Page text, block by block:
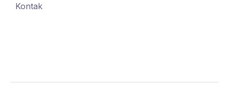
Kontak